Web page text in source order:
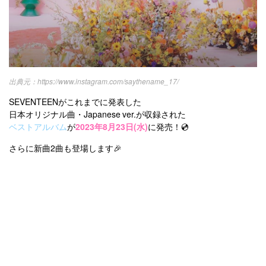
https://www.instagram.com/saythename_17/
SEVENTEENがこれまでに発表した
日本オリジナル曲・Japanese ver.が収録された
ベストアルバムが2023年8月23日(水)に発売！💿
さらに新曲2曲も登場します🎉